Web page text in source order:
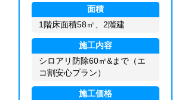
面積
1階床面積58㎡、1階建
施工内容
シロアリ防除46㎡、付属建物
（土間）12㎡
施工価格